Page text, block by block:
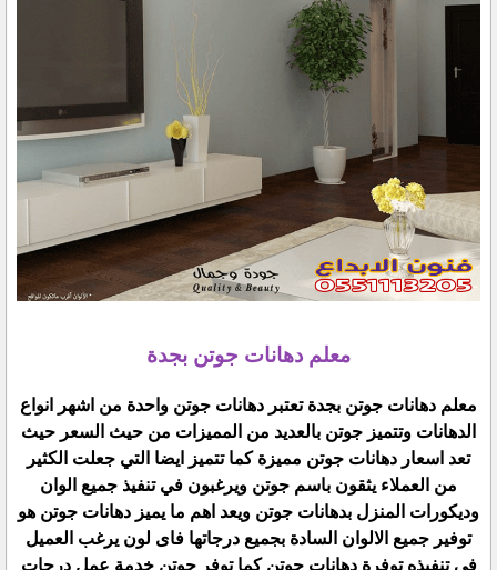
معلم دهانات جوتن بجدة
معلم دهانات جوتن بجدة تعتبر دهانات جوتن واحدة من اشهر انواع
الدهانات وتتميز جوتن بالعديد من المميزات من حيث السعر حيث
تعد اسعار دهانات جوتن مميزة كما تتميز ايضا التي جعلت الكثير
من العملاء يثقون باسم جوتن ويرغبون في تنفيذ جميع الوان
وديكورات المنزل بدهانات جوتن ويعد اهم ما يميز دهانات جوتن هو
توفير جميع الالوان السادة بجميع درجاتها فاى لون يرغب العميل
في تنفيذه توفرة دهانات جوتن كما توفر جوتن خدمة عمل درجات